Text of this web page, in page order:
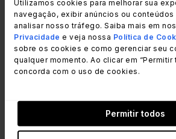
Utilizamos cookies para melhorar sua
navegação, exibir anúncios ou
analisar nosso tráfego. Saiba mais em
Privacidade e veja nossa Política de
sobre os cookies e como gerenciar seu
qualquer momento. Ao clicar em “Permitir
concorda com o uso de cookies.
Permitir todos
Software de ITSM
Ver Mais
O relatório de ITSM
middle market da